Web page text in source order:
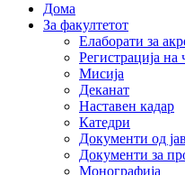
Дома
За факултетот
Елаборати за
Регистрација на
Мисија
Деканат
Наставен кадар
Катедри
Документи од
Документи за
Монографија